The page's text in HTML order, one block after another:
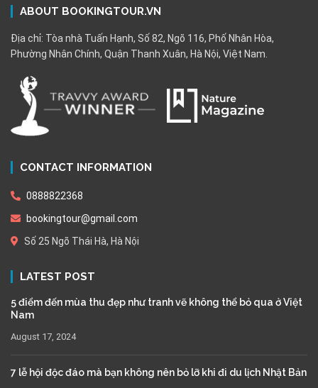
ABOUT BOOKINGTOUR.VN
Địa chỉ: Tòa nhà Tuấn Hạnh, Số 82, Ngõ 116, Phố Nhân Hòa,
Phường Nhân Chính, Quận Thanh Xuân, Hà Nội, Việt Nam.
CONTACT INFORMATION
0888822368
bookingtour@gmail.com
Số 25 Ngõ Thái Hà, Hà Nội
LATEST POST
5 điểm đến mùa thu đẹp như tranh vẽ không thể bỏ qua ở Việt
Nam
August 17, 2024
7 lễ hội độc đáo mà bạn không nên bỏ lỡ khi đi du lịch Nhật Bản